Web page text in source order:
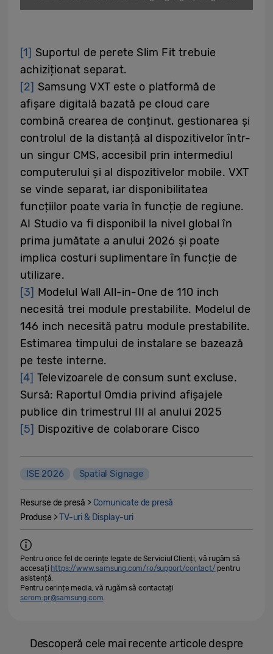
[1] Suportul de perete Slim Fit trebuie
achiziționat separat.
[2] Samsung VXT este o platformă de
afișare digitală bazată pe cloud care
combină crearea de conținut, gestionarea și
controlul de la distanță al dispozitivelor într-
un singur CMS, accesibil prin intermediul
computerului și al dispozitivelor mobile. VXT
se vinde separat, iar disponibilitatea
funcțiilor poate varia în funcție de regiune.
AI Studio va fi disponibil la nivel global în
prima jumătate a anului 2026 și poate
implica costuri suplimentare în funcție de
utilizare.
[3] Modelul Wall All-in-One de 110 inch
necesită trei module prestabilite. Modelul de
146 inch necesită patru module prestabilite.
Estimarea timpului de instalare se bazează
pe teste interne.
[4] Televizoarele de consum sunt excluse.
Sursă: Raportul Omdia privind afișajele
publice din trimestrul III al anului 2025
[5] Dispozitive de colaborare Cisco
ISE 2026 Spatial Signage
Resurse de presă > Comunicate de presă
Produse >TV-uri & Display-uri
Pentru orice fel de cerințe legate de Serviciul Clienți, vă rugăm să
accesați https://www.samsung.com/ro/support/contact/ pentru
asistență.
Pentru cerințe media, vă rugăm să contactați
serom.pr@samsung.com.
Descoperă cele mai recente articole despre